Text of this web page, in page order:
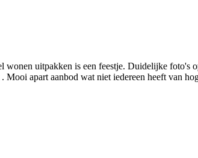
uitpakken is een feestje. Duidelijke foto's
Mooi apart aanbod wat niet iedereen heeft van